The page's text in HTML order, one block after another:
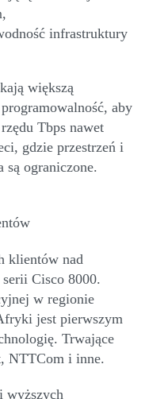
infrastruktury
większą
aby
Tbps nawet
gdzie przestrzeń i
ograniczone.
klientów nad
Cisco 8000.
w regionie
jest pierwszym
Trwające
NTTCom i inne.
wyższych